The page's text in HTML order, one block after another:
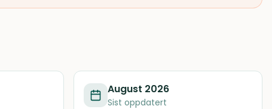
August 2026
Sist oppdatert